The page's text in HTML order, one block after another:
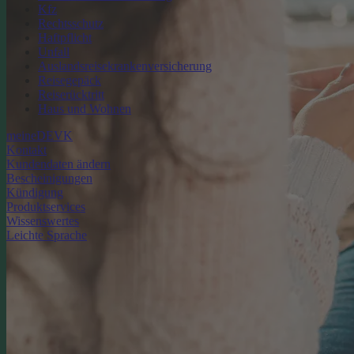
Kfz
Rechtsschutz
Haftpflicht
Unfall
Auslandsreisekrankenversicherung
Reisegepäck
Reiserücktritt
Haus und Wohnen
meineDEVK
Kontakt
Kundendaten ändern
Bescheinigungen
Kündigung
Produktservices
Wissenswertes
Leichte Sprache